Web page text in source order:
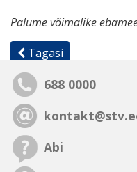
Palume võimalike
Tagasi
688 0000
Abi